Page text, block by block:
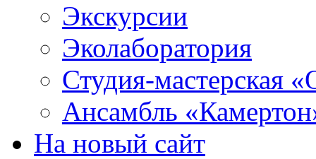
Экскурсии
Эколаборатория
Студия-мастерская
Ансамбль
На новый сайт